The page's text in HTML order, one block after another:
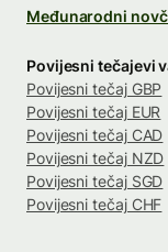
Međunarodni
Povijesni tečajevi
Povijesni tečaj GBP
Povijesni tečaj EUR
Povijesni tečaj CAD
Povijesni tečaj NZD
Povijesni tečaj SGD
Povijesni tečaj CHF